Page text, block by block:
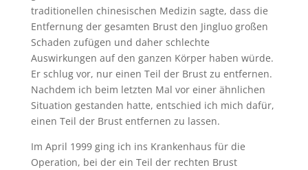
traditionellen chinesischen Medizin sagte, dass die
Entfernung der gesamten Brust den Jingluo großen
Schaden zufügen und daher schlechte
Auswirkungen auf den ganzen Körper haben würde.
Er schlug vor, nur einen Teil der Brust zu entfernen.
Nachdem ich beim letzten Mal vor einer ähnlichen
Situation gestanden hatte, entschied ich mich dafür,
einen Teil der Brust entfernen zu lassen.
Im April 1999 ging ich ins Krankenhaus für die
Operation, bei der ein Teil der rechten Brust